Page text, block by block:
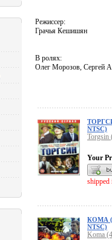
Режиссер:
Грачья Кешишян
В ролях:
Олег Морозов, Сергей
NTSC)
Torgsin
Your
shipped
КОМА
NTSC)
Koma